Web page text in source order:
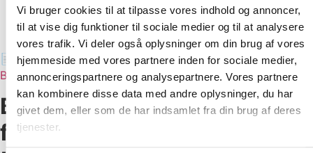
Vi bruger cookies til at tilpasse vores indhold og annoncer,
til at vise dig funktioner til sociale medier og til at analysere
vores trafik. Vi deler også oplysninger om din brug af vores
hjemmeside med vores partnere inden for sociale medier,
annonceringspartnere og analysepartnere. Vores partnere
kan kombinere disse data med andre oplysninger, du har
givet dem, eller som de har indsamlet fra din brug af deres
tjenester.
understøtter integration, samarbejde og trivsel
Ny bæredygtighedsstrategi med handlingsplan for
2026-2030
📄 Læs hele rapporten her:Kongsvangs VSME-
Bæredygtighedsrapport 2025
for en bedre og mere